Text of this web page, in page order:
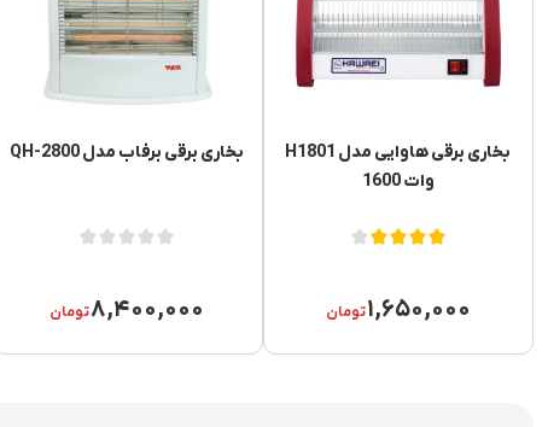
بخاری برقی هاوایی مدل H1801
وات 1600
۱,۶۵۰,۰۰۰تومان
بخاری برقی برفاب مدل QH-2800
۸,۴۰۰,۰۰۰تومان